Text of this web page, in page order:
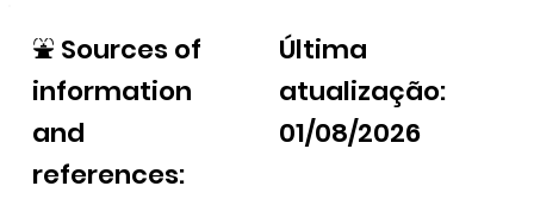
⛲ Sources of
information
and
references:
Última
atualização:
01/08/2026